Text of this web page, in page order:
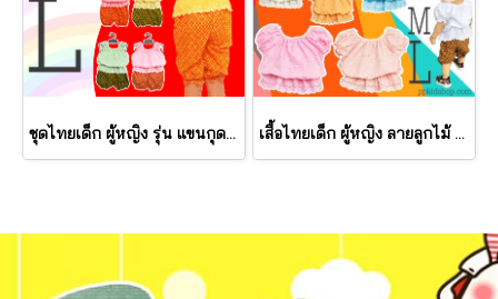
ชุดไทยเด็ก ผู้หญิง รุ่น แขนกุด (เสื้อ+กางเกงโจง) ขนาด L เสื้อไทยเด็ก ผู้หญิง ลายลูกไม้ รุ่น แขนตุ๊กตา (เฉพาะเสื้อ)